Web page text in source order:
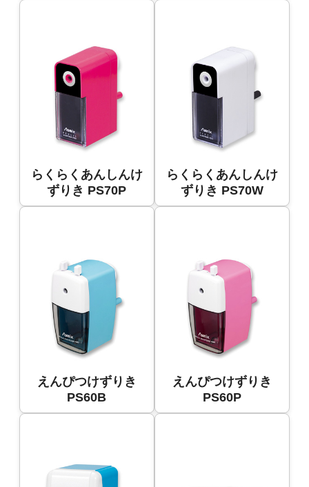
らくらくあんしんけ
ずりき PS70P
らくらくあんしんけ
ずりき PS70W
えんぴつけずりき
PS60B
えんぴつけずりき
PS60P